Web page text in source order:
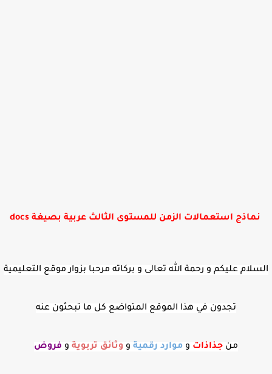
نماذج استعمالات الزمن للمستوى الثالث عربية بصيغة docs
السلام عليكم و رحمة الله تعالى و بركاته مرحبا بزوار موقع التعليمية
تجدون في هذا الموقع المتواضع كل ما تبحثون عنه
من جذاذات و موارد رقمية و وثائق تربوية و فروض